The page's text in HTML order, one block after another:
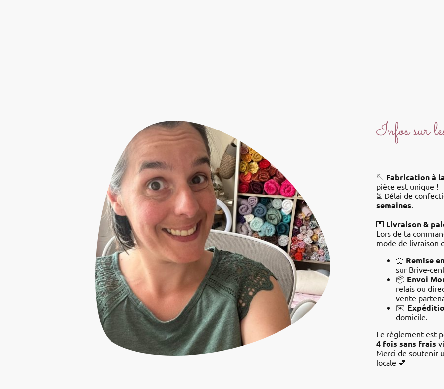
Infos sur
🪡 Fabrication à
pièce est unique !
⏳ Délai de
semaines.
💌 Livraison &
Lors de ta
mode de livraison
🌼 Remise
sur Brive-
📦 Envoi
relais ou
vente
✉️
domicile.
Le règlement est
4 fois sans frais
Merci de soutenir
locale 💕